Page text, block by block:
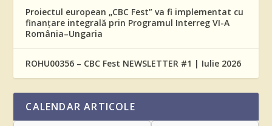
Proiectul european „CBC Fest” va fi implementat cu
finanțare integrală prin Programul Interreg VI-A
România–Ungaria
ROHU00356 – CBC Fest NEWSLETTER #1 | Iulie 2026
CALENDAR ARTICOLE